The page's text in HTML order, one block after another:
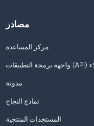
مصادر
مركز المساعدة
مدونة
نماذج النجاح
المستجدات المنتجية